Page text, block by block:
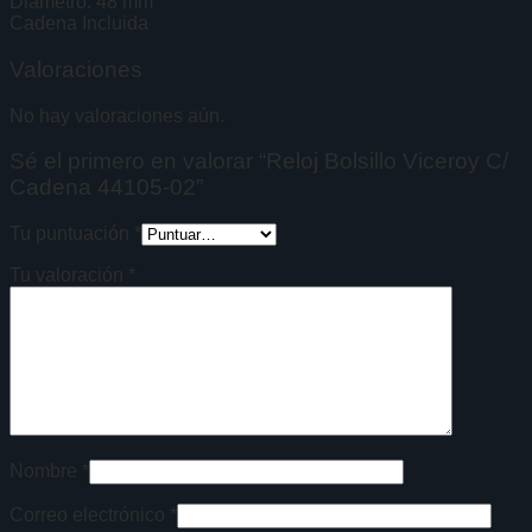
Cadena Incluida
Valoraciones
No hay valoraciones aún.
Sé el primero en valorar “Reloj Bolsillo Viceroy C/
Cadena 44105-02”
Tu puntuación *
Tu valoración *
Nombre *
Correo electrónico *